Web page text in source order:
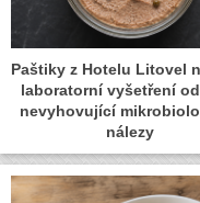
Paštiky z Hotelu Litovel
laboratorní vyšetření
nevyhovující
nálezy